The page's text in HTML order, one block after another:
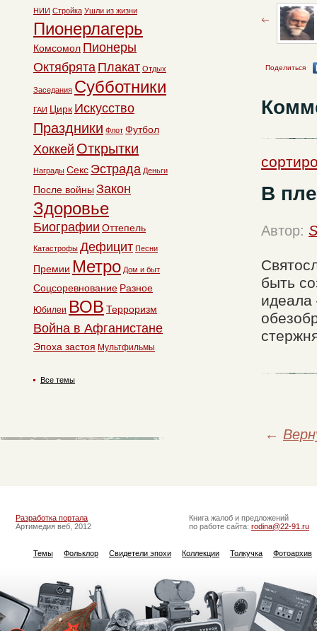
Поделиться
В
Автор:
быть
идеала
←
НИИ Стройка Ушли из жизни
Пионерлагерь
Комсомол Пионеры
Октябрята Плакат Отдых
Заседания Субботники
ГАИ Цирк Искусство
Праздники Флот Футбол
Хоккей Открытки
Награды Секс Эстрада Деньги
После войны Закон
Здоровье
Биографии Оттепель
Катастрофы Дефицит Песни
Премии Метро Дом и быт
Соцсоревнование Разное
Юбилеи ВОВ Терроризм
Война в Афганистане
Эпоха застоя Мультфильмы
Все темы
Разработка портала
Артимедия веб, 2012
Книга жалоб и предложений
по работе сайта: rodina@22-91.ru
Темы Фольклор Свидетели эпохи Коллекции Толкучка Фотоархив